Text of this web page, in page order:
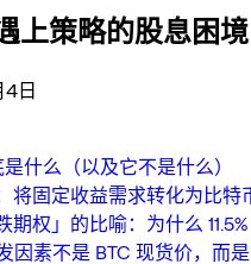
上策略的股息困
日
是什么（以及它不是什么）
将固定收益需求转化为比特
期权」的比喻：为什么
因素不是 BTC 现货价，而